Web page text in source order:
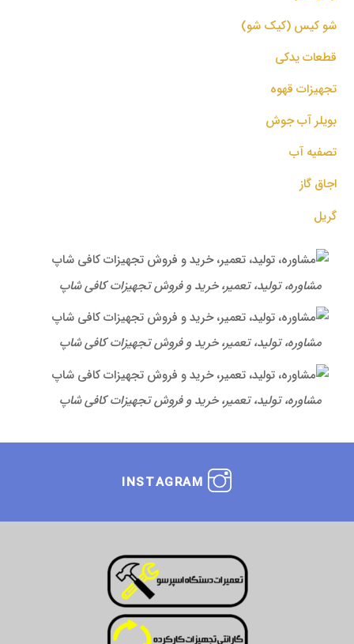
شو کیس (کیک شو)
قطعات یدکی
تجهیزات قهوه
بویلر آب جوش
تصفیه آب
اجاق گاز
گریل
مشاوره، تولید، تعمیر، خرید و فروش تجهیزات کافی شاپ
مشاوره، تولید، تعمیر، خرید و فروش تجهیزات کافی شاپ
مشاوره، تولید، تعمیر، خرید و فروش تجهیزات کافی شاپ
INSTAGRAM